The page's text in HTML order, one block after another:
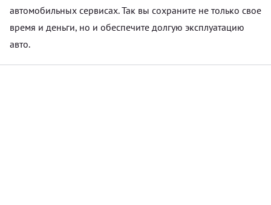
автомобильных сервисах. Так вы сохраните не только свое
время и деньги, но и обеспечите долгую эксплуатацию
авто.